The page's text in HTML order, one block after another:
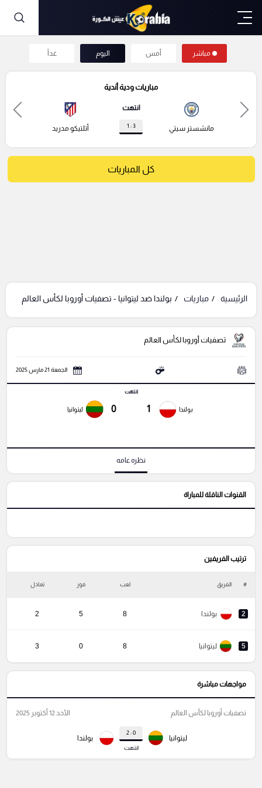
مباشر أمس اليوم غداً
مباريات ودية أندية
مانشستر سيتي
انتهت
3 : 1 أتلتيكو مدريد
كل المباريات
الرئيسية مباريات بولندا ضد ليتوانيا - تصفيات أوروبا لكأس العالم
تصفيات أوروبا لكأس العالم
الجمعة 21 مارس 2025
بولندا 1
انتهت
0 ليتوانيا
نظره عامه
القنوات الناقلة للمباراة
ترتيب الفريفين
# الفريق لعب فوز تعادل
2 بولندا 8
5
2
5 ليتوانيا 8
0
3
مواجهات مباشرة
ليتوانيا
0 : 2
انتهت
بولندا
تصفيات أوروبا لكأس العالم الأحد 12 أكتوبر 2025